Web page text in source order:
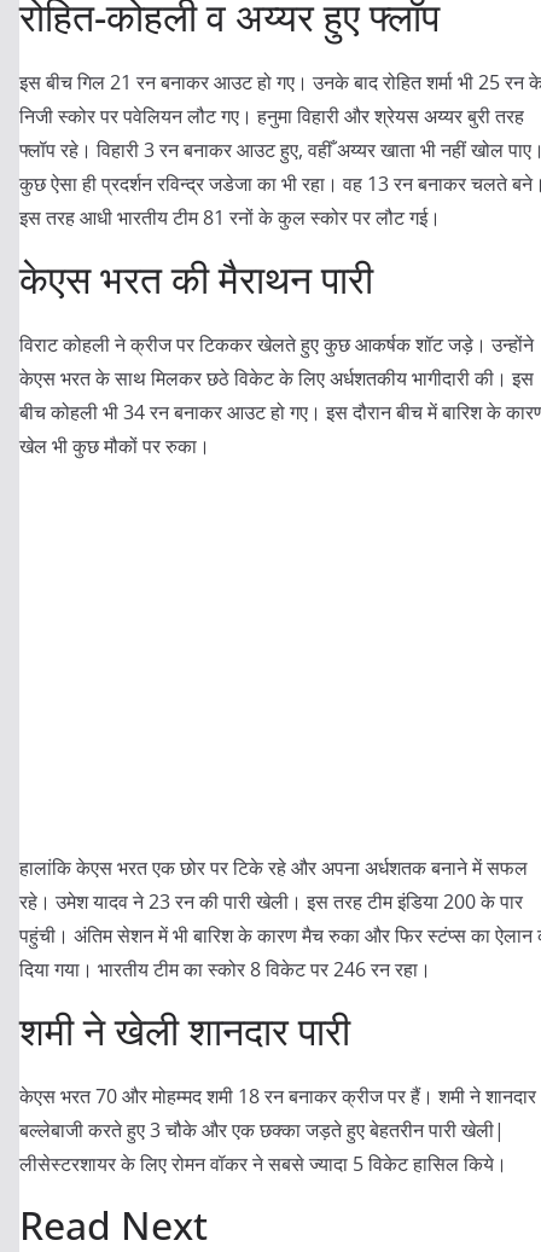
रोहित-कोहली व अय्यर हुए फ्लॉप
इस बीच गिल 21 रन बनाकर आउट हो गए। उनके बाद रोहित शर्मा भी 25 रन
निजी स्कोर पर पवेलियन लौट गए। हनुमा विहारी और श्रेयस अय्यर बुरी तरह
फ्लॉप रहे। विहारी 3 रन बनाकर आउट हुए, वहीँ अय्यर खाता भी नहीं खोल
कुछ ऐसा ही प्रदर्शन रविन्द्र जडेजा का भी रहा। वह 13 रन बनाकर चलते
इस तरह आधी भारतीय टीम 81 रनों के कुल स्कोर पर लौट गई।
केएस भरत की मैराथन पारी
विराट कोहली ने क्रीज पर टिककर खेलते हुए कुछ आकर्षक शॉट जड़े। उन्होंने
केएस भरत के साथ मिलकर छठे विकेट के लिए अर्धशतकीय भागीदारी की। इस
बीच कोहली भी 34 रन बनाकर आउट हो गए। इस दौरान बीच में बारिश के
खेल भी कुछ मौकों पर रुका।
हालांकि केएस भरत एक छोर पर टिके रहे और अपना अर्धशतक बनाने में सफल
रहे। उमेश यादव ने 23 रन की पारी खेली। इस तरह टीम इंडिया 200 के पार
पहुंची। अंतिम सेशन में भी बारिश के कारण मैच रुका और फिर स्टंप्स का ऐलान
दिया गया। भारतीय टीम का स्कोर 8 विकेट पर 246 रन रहा।
शमी ने खेली शानदार पारी
केएस भरत 70 और मोहम्मद शमी 18 रन बनाकर क्रीज पर हैं। शमी ने शानदार
बल्लेबाजी करते हुए 3 चौके और एक छक्का जड़ते हुए बेहतरीन पारी खेली|
लीसेस्टरशायर के लिए रोमन वॉकर ने सबसे ज्यादा 5 विकेट हासिल किये।
Read Next